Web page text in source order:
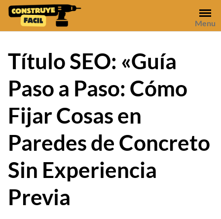
Skip
content
Menu
Título SEO: «Guía
Paso a Paso: Cómo
Fijar Cosas en
Paredes de Concreto
Sin Experiencia
Previa